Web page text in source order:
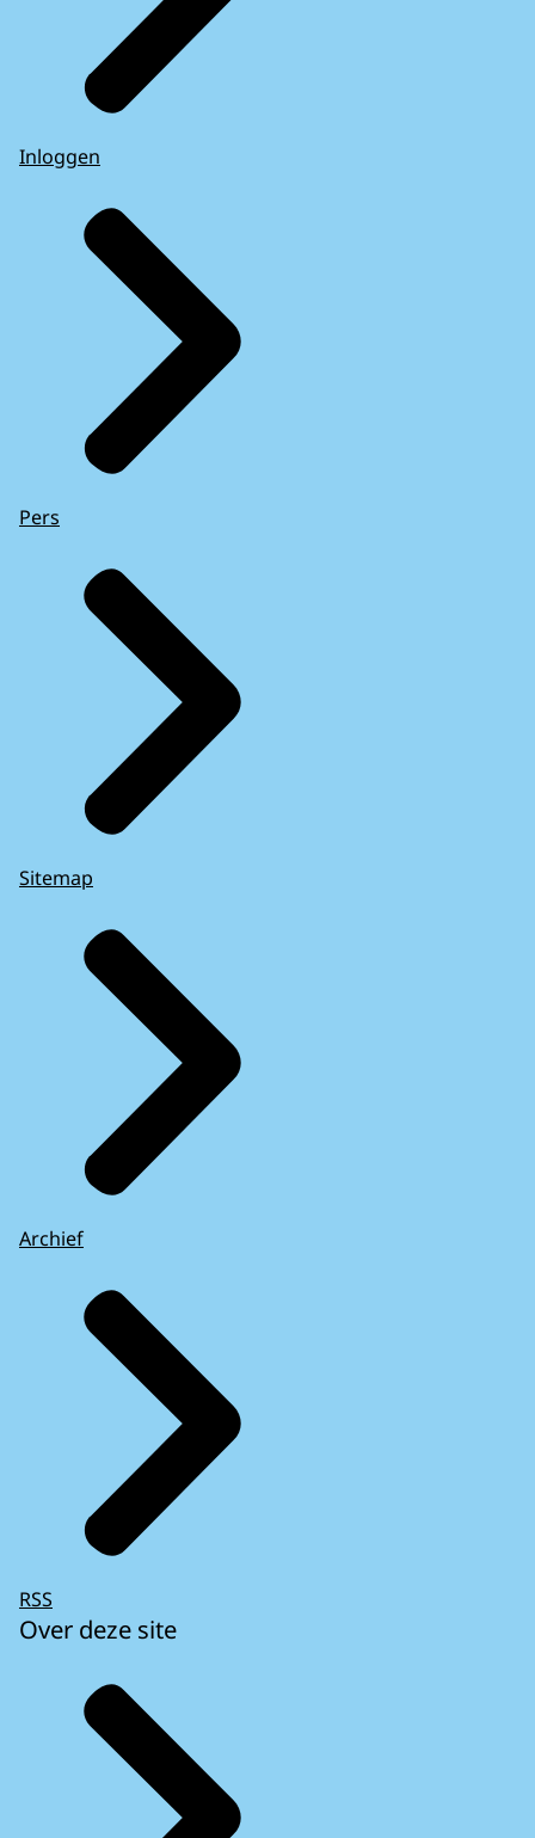
Inloggen
Pers
Sitemap
Archief
RSS
Over deze site